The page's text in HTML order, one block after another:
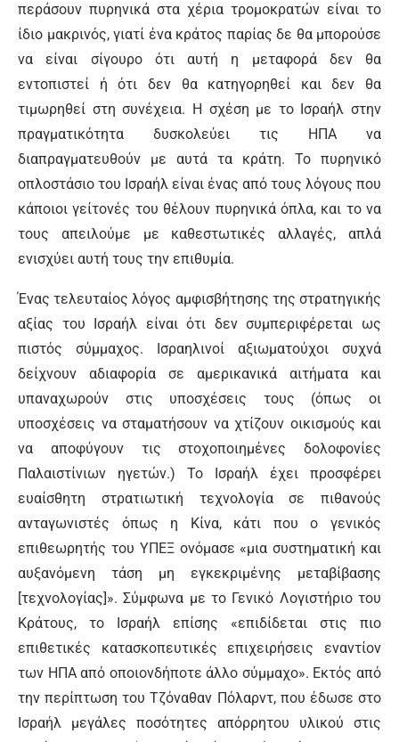
περάσουν πυρηνικά στα χέρια τρομοκρατών είναι το
ίδιο μακρινός, γιατί ένα κράτος παρίας δε θα μπορούσε
να είναι σίγουρο ότι αυτή η μεταφορά δεν θα
εντοπιστεί ή ότι δεν θα κατηγορηθεί και δεν θα
τιμωρηθεί στη συνέχεια. Η σχέση με το Ισραήλ στην
πραγματικότητα δυσκολεύει τις ΗΠΑ να
διαπραγματευθούν με αυτά τα κράτη. Το πυρηνικό
οπλοστάσιο του Ισραήλ είναι ένας από τους λόγους που
κάποιοι γείτονές του θέλουν πυρηνικά όπλα, και το να
τους απειλούμε με καθεστωτικές αλλαγές, απλά
ενισχύει αυτή τους την επιθυμία.
Ένας τελευταίος λόγος αμφισβήτησης της στρατηγικής
αξίας του Ισραήλ είναι ότι δεν συμπεριφέρεται ως
πιστός σύμμαχος. Ισραηλινοί αξιωματούχοι συχνά
δείχνουν αδιαφορία σε αμερικανικά αιτήματα και
υπαναχωρούν στις υποσχέσεις τους (όπως οι
υποσχέσεις να σταματήσουν να χτίζουν οικισμούς και
να αποφύγουν τις στοχοποιημένες δολοφονίες
Παλαιστίνιων ηγετών.) Το Ισραήλ έχει προσφέρει
ευαίσθητη στρατιωτική τεχνολογία σε πιθανούς
ανταγωνιστές όπως η Κίνα, κάτι που ο γενικός
επιθεωρητής του ΥΠΕΞ ονόμασε «μια συστηματική και
αυξανόμενη τάση μη εγκεκριμένης μεταβίβασης
[τεχνολογίας]». Σύμφωνα με το Γενικό Λογιστήριο του
Κράτους, το Ισραήλ επίσης «επιδίδεται στις πιο
επιθετικές κατασκοπευτικές επιχειρήσεις εναντίον
των ΗΠΑ από οποιονδήποτε άλλο σύμμαχο». Εκτός από
την περίπτωση του Τζόναθαν Πόλαρντ, που έδωσε στο
Ισραήλ μεγάλες ποσότητες απόρρητου υλικού στις